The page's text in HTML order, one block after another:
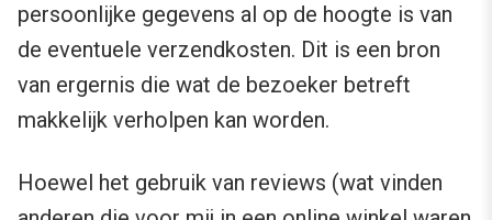
persoonlijke gegevens al op de hoogte is van
de eventuele verzendkosten. Dit is een bron
van ergernis die wat de bezoeker betreft
makkelijk verholpen kan worden.
Hoewel het gebruik van reviews (wat vinden